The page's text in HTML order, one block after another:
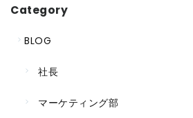
Category
BLOG
社長
マーケティング部